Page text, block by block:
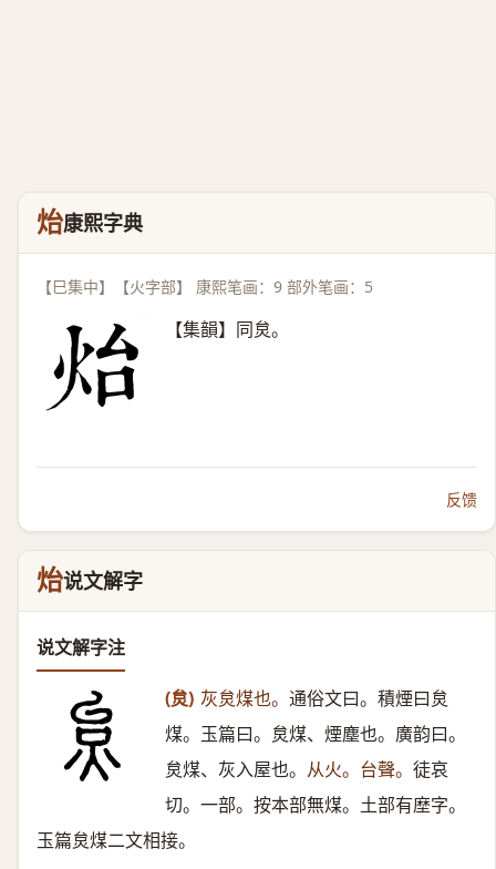
炲康熙字典
【巳集中】【火字部】 康熙笔画：9 部外笔画：5
【集韻】同炱。
反馈
炲说文解字
说文解字注
(炱) 灰炱煤也。 通俗文曰。積煙曰炱
煤。玉篇曰。炱煤、煙塵也。廣韵曰。
炱煤、灰入屋也。 从火。台聲。 徒哀
切。一部。按本部無煤。土部有塺字。
玉篇炱煤二文相接。